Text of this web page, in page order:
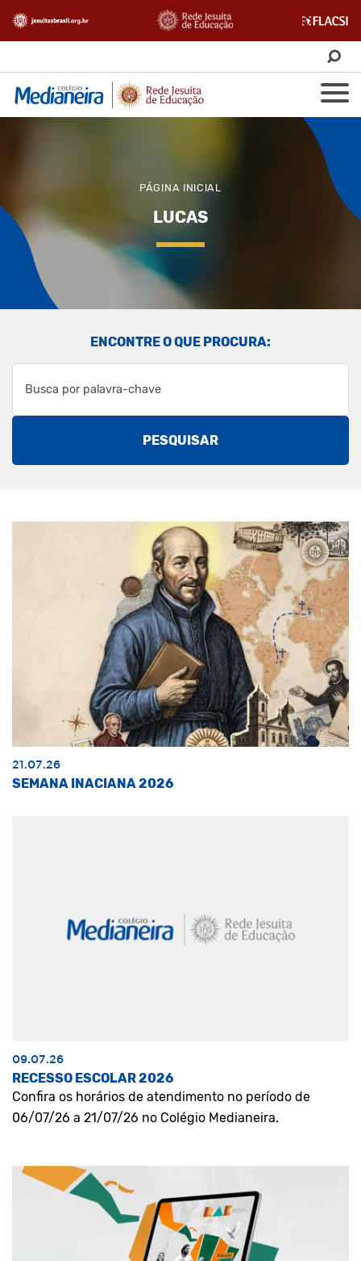
PÁGINA INICIAL
LUCAS
ENCONTRE O QUE PROCURA:
PESQUISAR
21.07.26
SEMANA INACIANA 2026
09.07.26
RECESSO ESCOLAR 2026
Confira os horários de atendimento no período de
06/07/26 a 21/07/26 no Colégio Medianeira.